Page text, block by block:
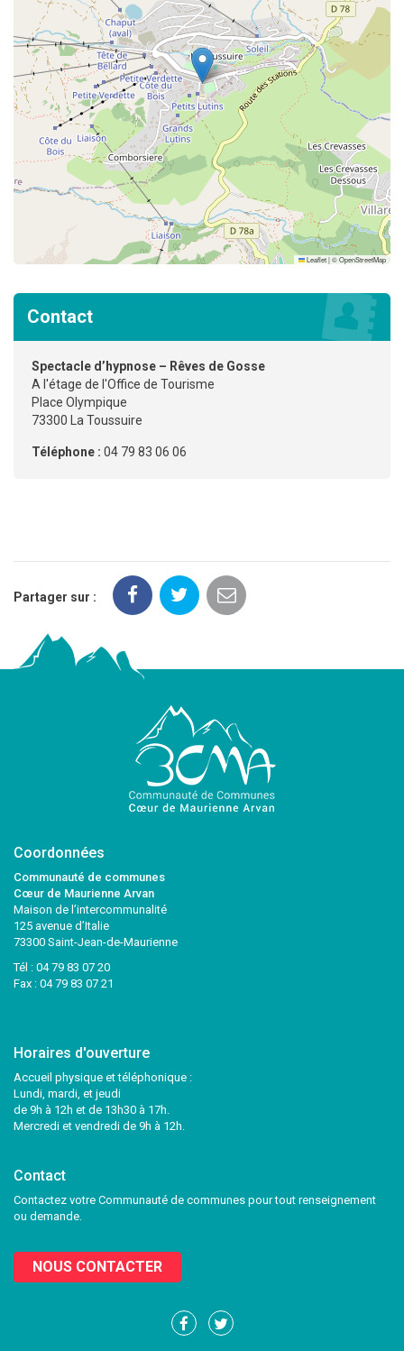
Leaflet|©OpenStreetMap
Contact
Spectacle d’hypnose – Rêves de Gosse
A l'étage de l'Office de Tourisme
Place Olympique
73300 La Toussuire
Téléphone : 04 79 83 06 06
Partager sur :
Coordonnées
Communauté de communes
Cœur de Maurienne Arvan
Maison de l’intercommunalité
125 avenue d’Italie
73300 Saint-Jean-de-Maurienne
Tél : 04 79 83 07 20
Fax : 04 79 83 07 21
Horaires d'ouverture
Accueil physique et téléphonique :
Lundi, mardi, et jeudi
de 9h à 12h et de 13h30 à 17h.
Mercredi et vendredi de 9h à 12h.
Contact
Contactez votre Communauté de communes pour tout renseignement
ou demande.
NOUS CONTACTER
Lien
Lien